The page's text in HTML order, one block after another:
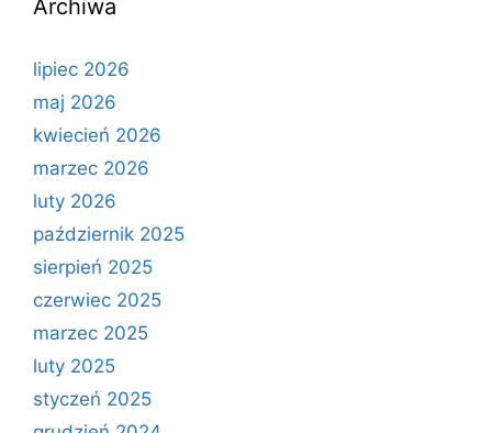
Archiwa
lipiec 2026
maj 2026
kwiecień 2026
marzec 2026
luty 2026
październik 2025
sierpień 2025
czerwiec 2025
marzec 2025
luty 2025
styczeń 2025